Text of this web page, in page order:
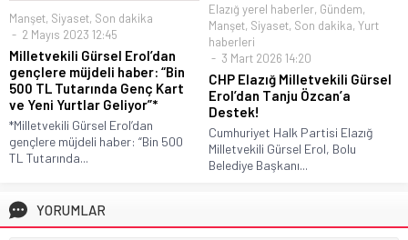
Manşet, Siyaset, Son dakika
2 Mayıs 2023 12:45
Milletvekili Gürsel Erol’dan
gençlere müjdeli haber: “Bin
500 TL Tutarında Genç Kart
ve Yeni Yurtlar Geliyor”*
*Milletvekili Gürsel Erol’dan
gençlere müjdeli haber: “Bin 500
TL Tutarında...
Elazığ yerel haberler, Gündem,
Manşet, Siyaset, Son dakika, Yurt
haberleri
3 Mart 2026 14:20
CHP Elazığ Milletvekili Gürsel
Erol’dan Tanju Özcan’a
Destek!
Cumhuriyet Halk Partisi Elazığ
Milletvekili Gürsel Erol, Bolu
Belediye Başkanı...
YORUMLAR